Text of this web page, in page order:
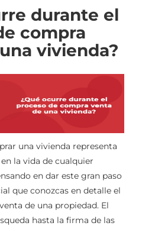
durante el
compra
vivienda?
una vivienda representa
la vida de cualquier
en dar este gran paso
que conozcas en detalle el
de una propiedad. El
hasta la firma de las